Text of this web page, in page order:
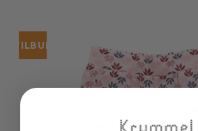
TILBUD